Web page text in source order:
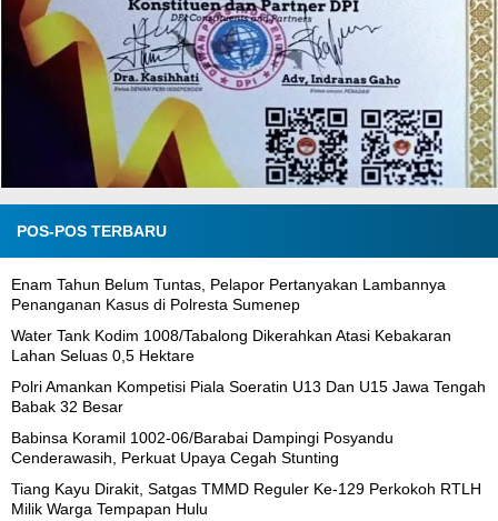
POS-POS TERBARU
Enam Tahun Belum Tuntas, Pelapor Pertanyakan Lambannya
Penanganan Kasus di Polresta Sumenep
Water Tank Kodim 1008/Tabalong Dikerahkan Atasi Kebakaran
Lahan Seluas 0,5 Hektare
Polri Amankan Kompetisi Piala Soeratin U13 Dan U15 Jawa Tengah
Babak 32 Besar
Babinsa Koramil 1002-06/Barabai Dampingi Posyandu
Cenderawasih, Perkuat Upaya Cegah Stunting
Tiang Kayu Dirakit, Satgas TMMD Reguler Ke-129 Perkokoh RTLH
Milik Warga Tempapan Hulu